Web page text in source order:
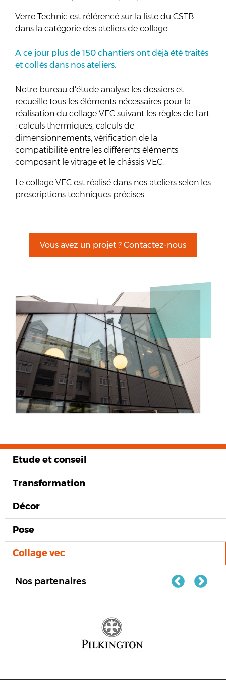
Verre Technic est référencé sur la liste du CSTB
dans la catégorie des ateliers de collage.
A ce jour plus de 150 chantiers ont déjà été traités
et collés dans nos ateliers.
Notre bureau d'étude analyse les dossiers et
recueille tous les éléments nécessaires pour la
réalisation du collage VEC suivant les règles de l'art
: calculs thermiques, calculs de
dimensionnements, vérification de la
compatibilité entre les différents éléments
composant le vitrage et le châssis VEC.
Le collage VEC est réalisé dans nos ateliers selon les
prescriptions techniques précises.
Vous avez un projet ? Contactez-nous
Etude et conseil
Transformation
Décor
Pose
Collage vec
Nos partenaires